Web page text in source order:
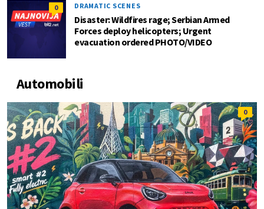
0 DRAMATIC SCENES
Disaster: Wildfires rage; Serbian Armed
Forces deploy helicopters; Urgent
evacuation ordered PHOTO/VIDEO
Automobili
0